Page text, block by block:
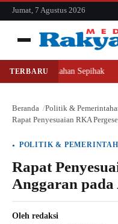
konten
Jumat, 7 Agustus 2026
Menu
Cari
TERBARU
Beli Lahan Sepihak
Beranda
Politik &
Rapat Penyesuaian RKA
POLITIK &
Rapat
Anggaran pada
Oleh redaksi